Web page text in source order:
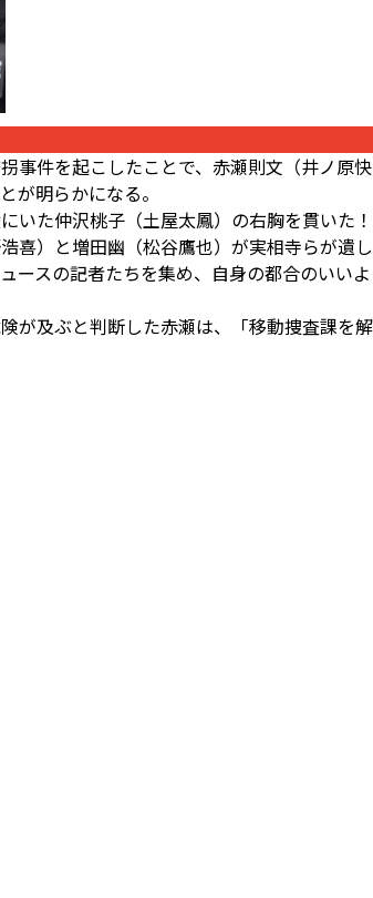
事件を起こしたことで、赤瀬則文（井ノ原快
が明らかになる。
た仲沢桃子（土屋太鳳）の右胸を貫いた――！
喜）と増田幽（松谷鷹也）が実相寺らが遺し
ースの記者たちを集め、自身の都合のいいよ
が及ぶと判断した赤瀬は、「移動捜査課を解